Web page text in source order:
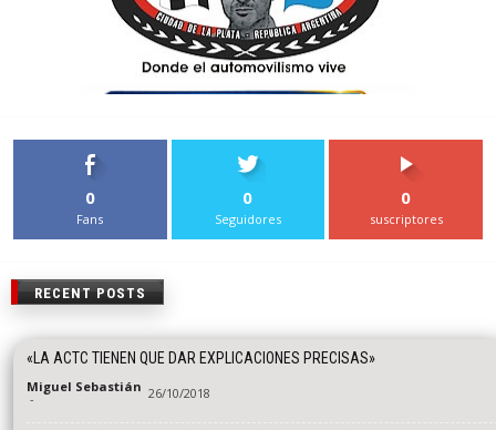
0
Fans
0
Seguidores
0
suscriptores
RECENT POSTS
«LA ACTC TIENEN QUE DAR EXPLICACIONES PRECISAS»
Miguel Sebastián
- 26/10/2018